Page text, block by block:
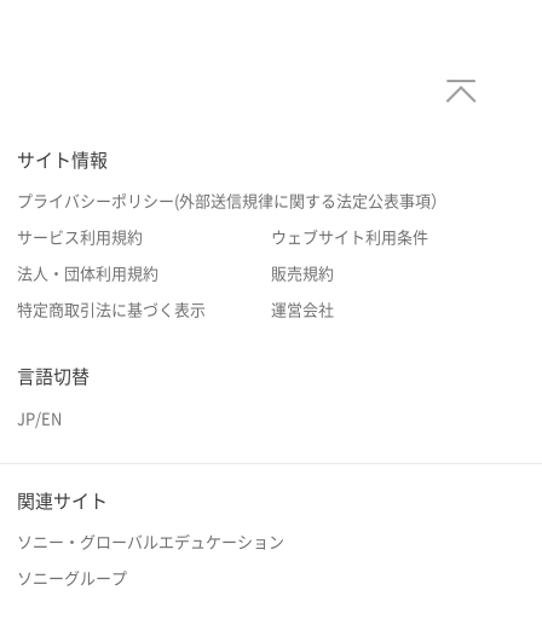
サイト情報
プライバシーポリシー(外部送信規律に関する法定公表事項）
サービス利用規約 ウェブサイト利用条件
法人・団体利用規約 販売規約
特定商取引法に基づく表示 運営会社
言語切替
JP/EN
関連サイト
ソニー・グローバルエデュケーション
ソニーグループ